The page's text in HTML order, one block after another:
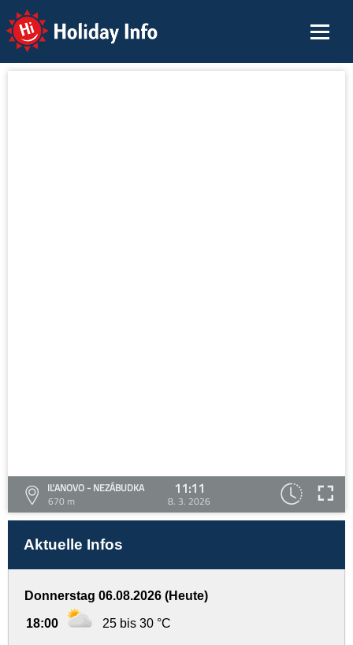
Holiday Info
IĽANOVO - NEZÁBUDKA
670 m
11:11
8. 3. 2026
Aktuelle Infos
Donnerstag 06.08.2026 (Heute)
18:00 25 bis 30 °C